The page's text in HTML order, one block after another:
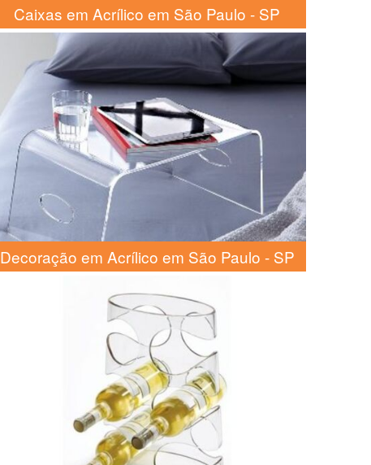
Caixas em Acrílico em São Paulo - SP
Decoração em Acrílico em São Paulo - SP